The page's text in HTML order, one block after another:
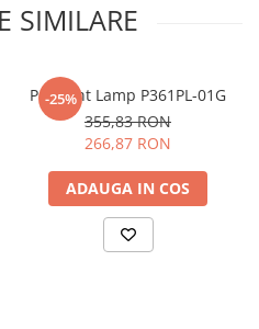
SIMILARE
-25%
Pendant Lamp P361PL-01G
355,83 RON
266,87 RON
ADAUGA IN COS